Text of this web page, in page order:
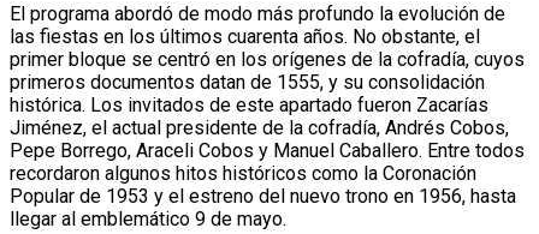
El programa abordó de modo más profundo la evolución de
las fiestas en los últimos cuarenta años. No obstante, el
primer bloque se centró en los orígenes de la cofradía, cuyos
primeros documentos datan de 1555, y su consolidación
histórica. Los invitados de este apartado fueron Zacarías
Jiménez, el actual presidente de la cofradía, Andrés Cobos,
Pepe Borrego, Araceli Cobos y Manuel Caballero. Entre todos
recordaron algunos hitos históricos como la Coronación
Popular de 1953 y el estreno del nuevo trono en 1956, hasta
llegar al emblemático 9 de mayo.